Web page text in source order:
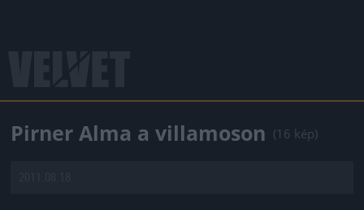
Pirner Alma a villamoson (16 kép)